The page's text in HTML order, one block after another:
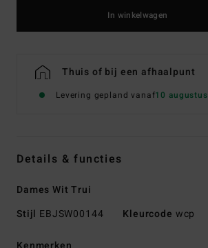
In winkelwagen
Thuis of bij een afhaalpunt
Levering gepland vanaf10 augustus
Details & functies
Dames Wit Trui
Stijl EBJSW00144 Kleurcode wcp